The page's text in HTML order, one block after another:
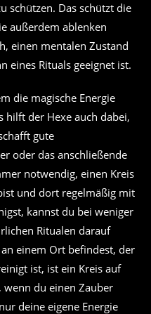
schützen. Das schützt die
außerdem ablenken
einen mentalen Zustand
eines Rituals geeignet ist.
die magische Energie
hilft der Hexe auch dabei,
gute
oder das anschließende
notwendig, einen Kreis
und dort regelmäßig mit
kannst du bei weniger
Ritualen darauf
einem Ort befindest, der
ist, ist ein Kreis auf
wenn du einen Zauber
deine eigene Energie